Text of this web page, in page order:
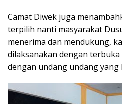
Camat Diwek juga
terpilih nanti masyarakat
menerima dan mendukung,
dilaksanakan dengan
dengan undang undang yang